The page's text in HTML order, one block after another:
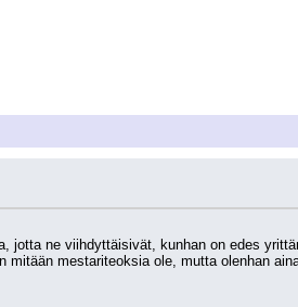
jotta ne viihdyttäisivät, kunhan on edes
mestariteoksia ole, mutta olenhan